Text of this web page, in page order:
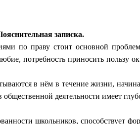
записка.
праву стоит основной
потребность приносить
в нём в течение жизни,
деятельности имеет
школьников, способствует